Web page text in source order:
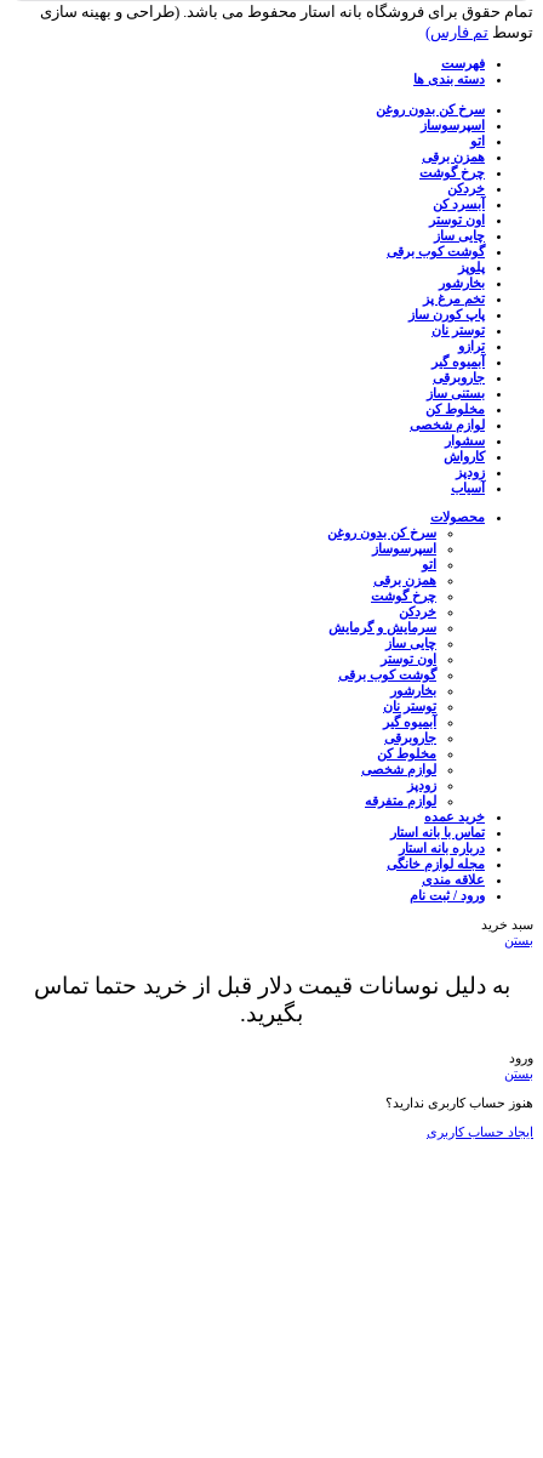
تمام حقوق برای فروشگاه بانه استار محفوط می باشد. (طراحی و بهینه سازی
توسط تم فارس)
فهرست
دسته بندی ها
سرخ کن بدون روغن
اسپرسوساز
اتو
همزن برقی
چرخ گوشت
خردکن
آبسرد کن
اون توستر
چایی ساز
گوشت کوب برقی
پلوپز
بخارشور
تخم مرغ پز
پاپ کورن ساز
توستر نان
ترازو
آبمیوه گیر
جاروبرقی
بستنی ساز
مخلوط کن
لوازم شخصی
سشوار
کارواش
زودپز
آسیاب
محصولات
سرخ کن بدون روغن
اسپرسوساز
اتو
همزن برقی
چرخ گوشت
خردکن
سرمایش و گرمایش
چایی ساز
اون توستر
گوشت کوب برقی
بخارشور
توستر نان
آبمیوه گیر
جاروبرقی
مخلوط کن
لوازم شخصی
زودپز
لوازم متفرقه
خرید عمده
تماس با بانه استار
درباره بانه استار
مجله لوازم خانگی
علاقه مندی
ورود / ثبت نام
سبد خرید
بستن
به دلیل نوسانات قیمت دلار قبل از خرید حتما تماس
بگیرید.
ورود
بستن
هنوز حساب کاربری ندارید؟
ایجاد حساب کاربری